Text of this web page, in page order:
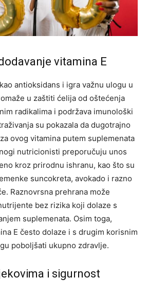
vitamina E
antioksidans i igra važnu ulogu u
u zaštiti ćelija od oštećenja
radikalima i podržava imunološki
su pokazala da dugotrajno
ovog vitamina putem suplemenata
nutricionisti preporučuju unos
kroz prirodnu ishranu, kao što su
suncokreta, avokado i razno
Raznovrsna prehrana može
bez rizika koji dolaze s
suplemenata. Osim toga,
E često dolaze i s drugim korisnim
poboljšati ukupno zdravlje.
i sigurnost